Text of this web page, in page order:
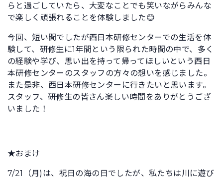
らと過ごしていたら、大変なことでも笑いながらみんな
で楽しく頑張れることを体験しました😊
今回、短い間でしたが西日本研修センターでの生活を体
験して、研修生に1年間という限られた時間の中で、多く
の経験や学び、思い出を持って帰ってほしいという西日
本研修センターのスタッフの方々の想いを感じました。
また是非、西日本研修センターに行きたいと思います。
スタッフ、研修生の皆さん楽しい時間をありがとうござ
いました！
★おまけ
7/21（月)は、祝日の海の日でしたが、私たちは川に遊び